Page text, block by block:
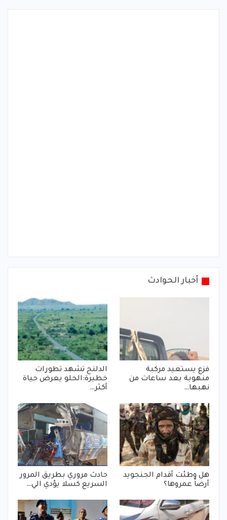
أخبار الحوادث
فزع يستعيد مركبة
منهوبة بعد ساعات من
نهبها…
الدلنج تشهد تطورات
خطيرة:الحلو يعرض حياة
أكثر…
هل وطئت أقدام الجنجويد
أرضاً عمروها؟
حادث مروري بطريق المرور
السريع كسلا يؤدي الي…